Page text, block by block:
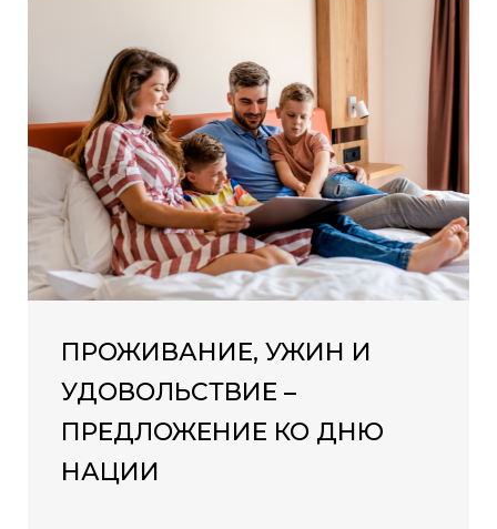
ПРОЖИВАНИЕ, УЖИН И
УДОВОЛЬСТВИЕ –
ПРЕДЛОЖЕНИЕ КО ДНЮ
НАЦИИ